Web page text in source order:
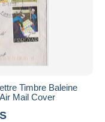
Timbre Baleine
Mail Cover